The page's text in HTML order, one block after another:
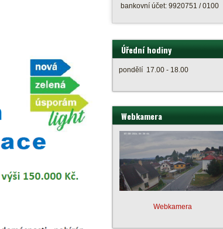
bankovní účet: 9920751 / 0100
Úřední hodiny
pondělí 17.00 - 18.00
Webkamera
Webkamera